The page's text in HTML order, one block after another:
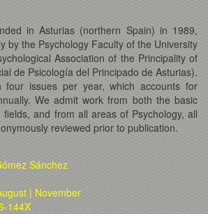
in Asturias (northern Spain) in 1989,
by the Psychology Faculty of the University
Association of the Principality of
de Psicología del Principado de Asturias).
four issues per year, which accounts for
We admit work from both the basic
and from all areas of Psychology, all
reviewed prior to publication.
Sánchez
| November
144X